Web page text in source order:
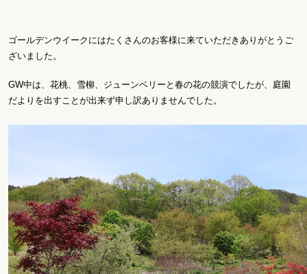
ゴールデンウイークにはたくさんのお客様に来ていただきありがとうご
ざいました。
GW中は、花桃、雪柳、ジューンベリーと春の花の競演でしたが、庭園
だよりを出すことが出来ず申し訳ありませんでした。